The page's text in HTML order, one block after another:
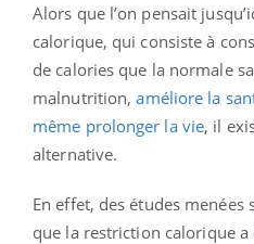
Alors que l’on pensait
calorique, qui consiste à
de calories que la normale
malnutrition,améliore la
même prolonger la vie, il
alternative.
En effet, des études
que la restriction calorique